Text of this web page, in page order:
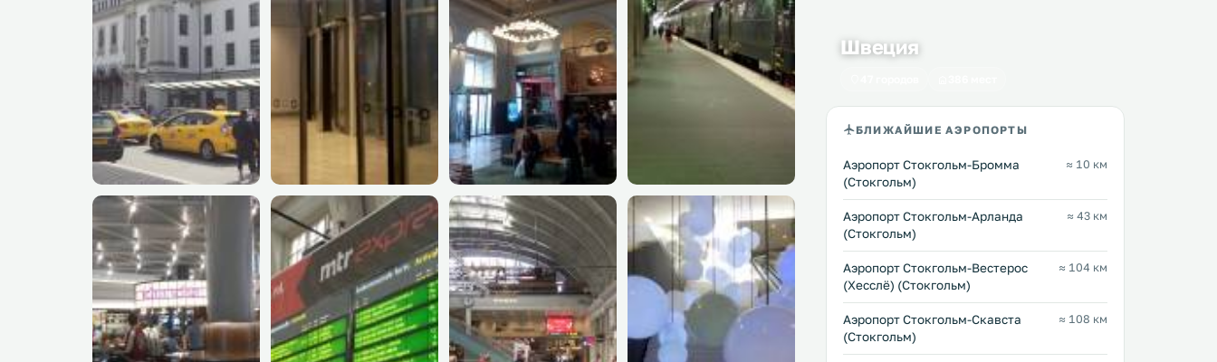
Швеция
БЛИЖАЙШИЕ АЭРОПОРТЫ
Аэропорт Стокгольм-Бромма
(Стокгольм)
≈ 10 км
Аэропорт Стокгольм-Арланда
(Стокгольм)
≈ 43 км
Аэропорт Стокгольм-Вестерос
(Хесслё) (Стокгольм)
≈ 104 км
Аэропорт Стокгольм-Скавста
(Стокгольм)
≈ 108 км